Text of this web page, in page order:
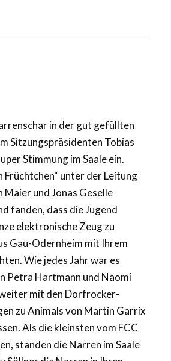
in der gut gefüllten
Sitzungspräsidenten Tobias
Stimmung im Saale ein.
Früchtchen“ unter der Leitung
und Jonas Geselle
fanden, dass die Jugend
elektronische Zeug zu
Gau-Odernheim mit Ihrem
Wie jedes Jahr war es
Petra Hartmann und Naomi
mit den Dorfrocker-
zu Animals von Martin Garrix
Als die kleinsten vom FCC
standen die Narren im Saale